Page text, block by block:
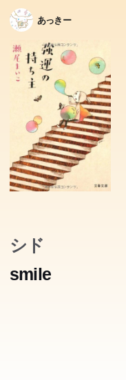
あっきー
シド
smile